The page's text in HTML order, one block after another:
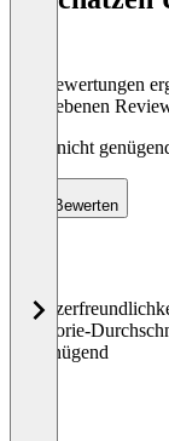
Die Bewertungen
abgegebenen
Noch nicht
Bewerten
%
Kategorie-
Ungenügend